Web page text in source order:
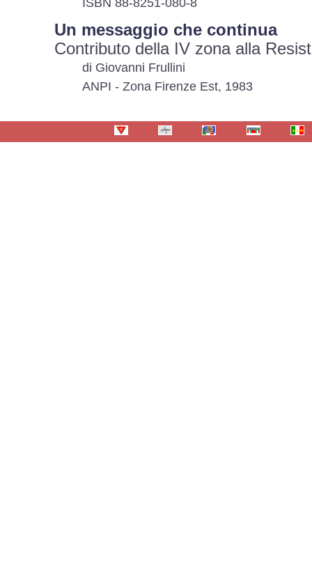
Un messaggio che continua
Contributo della IV zona alla
di Giovanni Frullini
ANPI - Zona Firenze Est, 1983